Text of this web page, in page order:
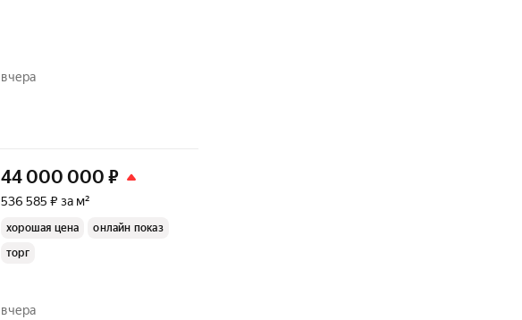
вчера
44 000 000 ₽
536 585 ₽ за м²
хорошая цена
онлайн показ
торг
вчера